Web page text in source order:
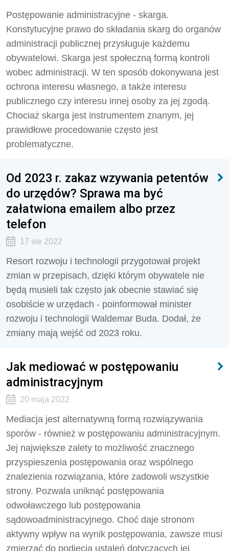
Postępowanie administracyjne - skarga.
Konstytucyjne prawo do składania skarg do organów
administracji publicznej przysługuje każdemu
obywatelowi. Skarga jest społeczną formą kontroli
wobec administracji. W ten sposób dokonywana jest
ochrona interesu własnego, a także interesu
publicznego czy interesu innej osoby za jej zgodą.
Chociaż skarga jest instrumentem znanym, jej
prawidłowe procedowanie często jest
problematyczne.
Od 2023 r. zakaz wzywania petentów
do urzędów? Sprawa ma być
załatwiona emailem albo przez
telefon
17 sie 2022
Resort rozwoju i technologii przygotował projekt
zmian w przepisach, dzięki którym obywatele nie
będą musieli tak często jak obecnie stawiać się
osobiście w urzędach - poinformował minister
rozwoju i technologii Waldemar Buda. Dodał, że
zmiany mają wejść od 2023 roku.
Jak mediować w postępowaniu
administracyjnym
20 maja 2022
Mediacja jest alternatywną formą rozwiązywania
sporów - również w postępowaniu administracyjnym.
Jej największe zalety to możliwość znacznego
przyspieszenia postępowania oraz wspólnego
znalezienia rozwiązania, które zadowoli wszystkie
strony. Pozwala uniknąć postępowania
odwoławczego lub postępowania
sądowoadministracyjnego. Choć daje stronom
aktywny wpływ na wynik postępowania, zawsze musi
zmierzać do podjęcia ustaleń dotyczących jej